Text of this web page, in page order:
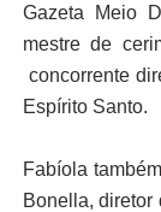
Gazeta Meio
mestre de
concorrente
Espírito Santo.
Fabíola
Bonella, diretor